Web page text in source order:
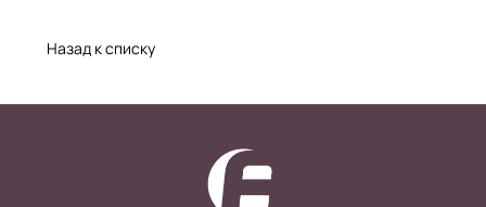
Назад к списку